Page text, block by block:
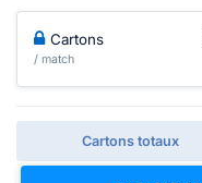
Cartons
/ match
Cartons totaux